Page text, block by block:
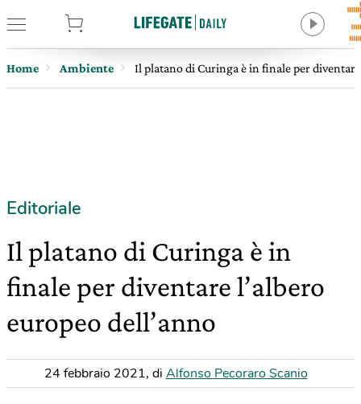
Home Ambiente Il platano di Curinga è in finale per
Editoriale
Il platano di Curinga è in
finale per diventare l’albero
europeo dell’anno
24 febbraio 2021, di Alfonso Pecoraro Scanio